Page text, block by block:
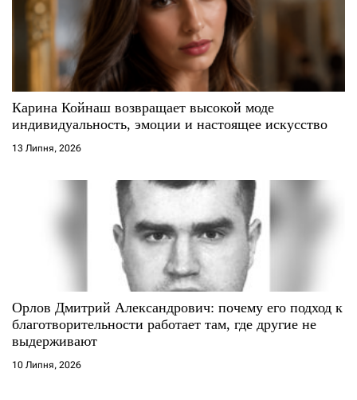
Карина Койнаш возвращает высокой моде
индивидуальность, эмоции и настоящее искусство
13 Липня, 2026
Орлов Дмитрий Александрович: почему его подход к
благотворительности работает там, где другие не
выдерживают
10 Липня, 2026